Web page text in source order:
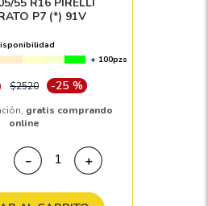
P7 (*) 91V
+ 100pzs
$2520 -25 %
gratis comprando
online
＋
－